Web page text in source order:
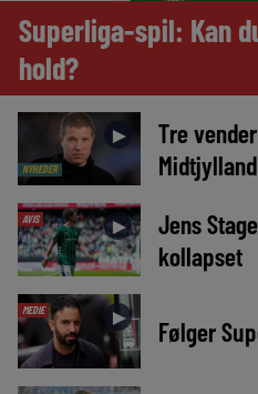
Superliga-spil: Kan
hold?
NYHEDER
►
Tre
Midtjylland
AVIS ►
Jens
kollapset
MEDIE ► Følger